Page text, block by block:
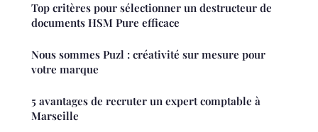
Top critères pour sélectionner un destructeur de
documents HSM Pure efficace
Nous sommes Puzl : créativité sur mesure pour
votre marque
5 avantages de recruter un expert comptable à
Marseille